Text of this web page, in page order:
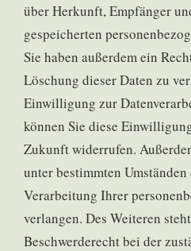
über Herkunft, Empfänger
gespeicherten
Sie haben außerdem ein
Löschung dieser Daten zu
Einwilligung zur
können Sie diese
Zukunft widerrufen.
unter bestimmten
Verarbeitung Ihrer
verlangen. Des Weiteren
Beschwerderecht bei der